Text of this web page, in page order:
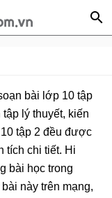
bài lớp 10 tập
lý thuyết, kiến
tập 2 đều được
tích chi tiết. Hi
bài học trong
này trên mạng,